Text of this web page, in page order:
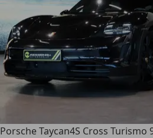
Porsche Taycan4S Cross Turismo